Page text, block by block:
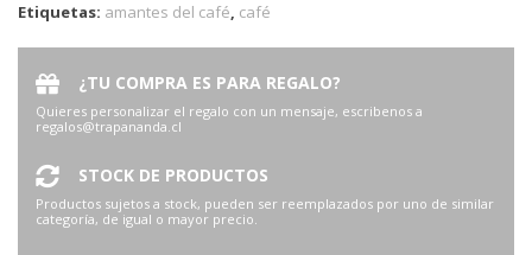
Etiquetas: amantes del café, café
¿TU COMPRA ES PARA REGALO?
Quieres personalizar el regalo con un mensaje, escribenos a
regalos@trapananda.cl
STOCK DE PRODUCTOS
Productos sujetos a stock, pueden ser reemplazados por uno de similar
categoría, de igual o mayor precio.